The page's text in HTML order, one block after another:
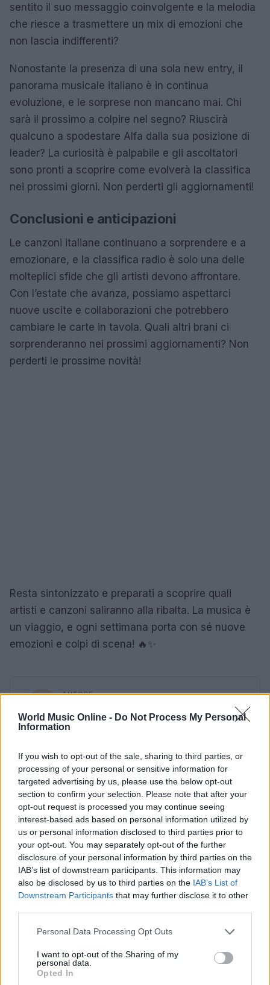
World Music Online - Do Not Process My Personal
Information
If you wish to opt-out of the sale, sharing to third parties, or
processing of your personal or sensitive information for
targeted advertising by us, please use the below opt-out
section to confirm your selection. Please note that after your
opt-out request is processed you may continue seeing
interest-based ads based on personal information utilized by
us or personal information disclosed to third parties prior to
your opt-out. You may separately opt-out of the further
disclosure of your personal information by third parties on the
IAB’s list of downstream participants. This information may
also be disclosed by us to third parties on the IAB’s List of
Downstream Participants that may further disclose it to other
Please note that this website/app uses one or more Google
not limited to your visit or usage behaviour. You may click to
grant or deny consent to Google and its third-party tags to
use your data for below specified purposes in below Google
Personal Data Processing Opt Outs
I want to opt-out of the Sharing of my
personal data.
Opted In
sentito il suo messaggio coinvolgente e la melodia
che riesce a trasmettere un mix di emozioni che
non lascia indifferenti?
Nonostante la presenza di una sola new entry, il
panorama musicale italiano è in continua
evoluzione, e le sorprese non mancano mai. Chi
sarà il prossimo a colpire nel segno? Riuscirà
qualcuno a spodestare Alfa dalla sua posizione di
leader? La curiosità è palpabile e gli ascoltatori
sono pronti a scoprire come evolverà la classifica
nei prossimi giorni. Non perderti gli aggiornamenti!
Conclusioni e anticipazioni
Le canzoni italiane continuano a sorprendere e a
emozionare, e la classifica radio è solo una delle
molteplici sfide che gli artisti devono affrontare.
Con l’estate che avanza, possiamo aspettarci
nuove uscite e collaborazioni che potrebbero
cambiare le carte in tavola. Quali altri brani ci
sorprenderanno nei prossimi aggiornamenti? Non
perderti le prossime novità!
Resta sintonizzato e preparati a scoprire quali
artisti e canzoni saliranno alla ribalta. La musica è
un viaggio, e ogni settimana porta con sé nuove
emozioni e colpi di scena! 🔥✨
AUTORE